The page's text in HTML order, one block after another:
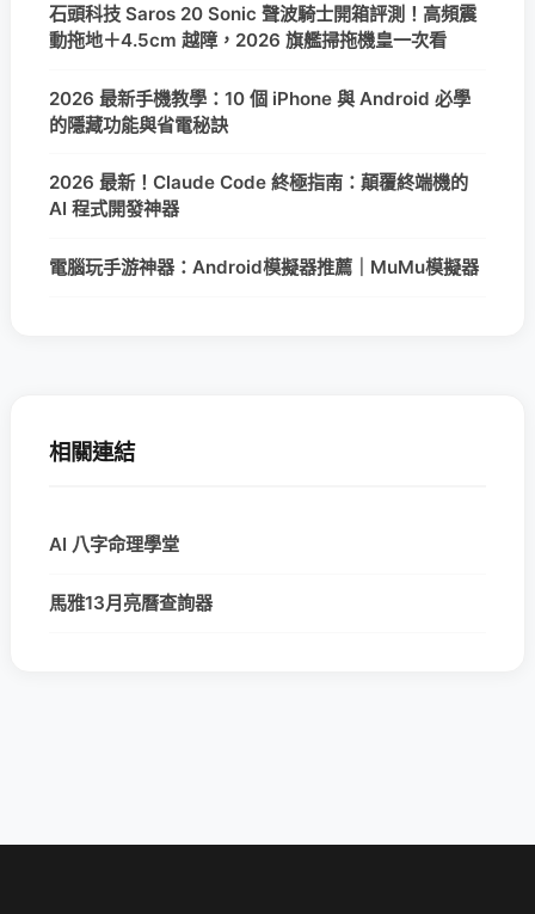
石頭科技 Saros 20 Sonic 聲波騎士開箱評測！高頻震
動拖地＋4.5cm 越障，2026 旗艦掃拖機皇一次看
2026 最新手機教學：10 個 iPhone 與 Android 必學
的隱藏功能與省電秘訣
2026 最新！Claude Code 終極指南：顛覆終端機的
AI 程式開發神器
電腦玩手游神器：Android模擬器推薦｜MuMu模擬器
相關連結
AI 八字命理學堂
馬雅13月亮曆查詢器